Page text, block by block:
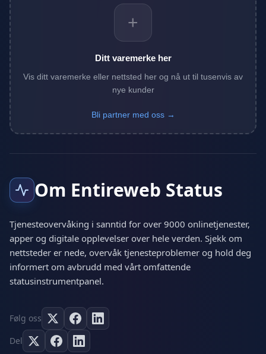
+
Ditt varemerke her
Vis ditt varemerke eller nettsted her og nå ut til tusenvis av
nye kunder
Bli partner med oss →
Om Entireweb Status
Tjenesteovervåking i sanntid for over 9000 onlinetjenester,
apper og digitale opplevelser over hele verden. Sjekk om
nettsteder er nede, overvåk tjenesteproblemer og hold deg
informert om avbrudd med vårt omfattende
statusinstrumentpanel.
Følg oss
Del